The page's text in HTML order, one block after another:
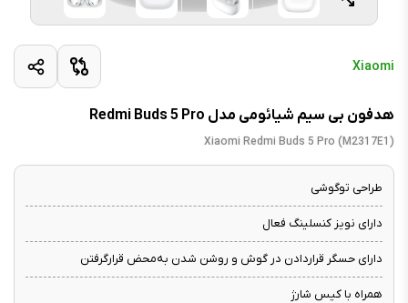
Xiaomi
هدفون بی سیم شیائومی مدل Redmi Buds 5 Pro
Xiaomi Redmi Buds 5 Pro (M2317E1)
طراحی توگوشی
دارای نویز کنسلینگ فعال
دارای حسگر قراردادن در گوش و روشن شدن به‌محض قرارگرفتن
همراه با کیس شارژ